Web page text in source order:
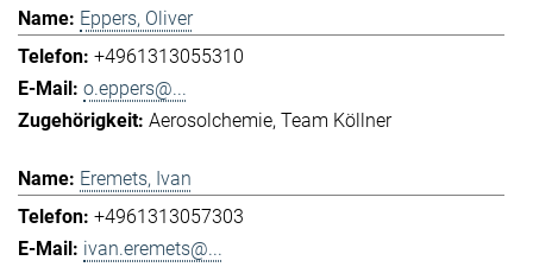
Eppers, Oliver
+4961313055310
o.eppers@...
Aerosolchemie Team Köllner
Eremets, Ivan
+4961313057303
ivan.eremets@...